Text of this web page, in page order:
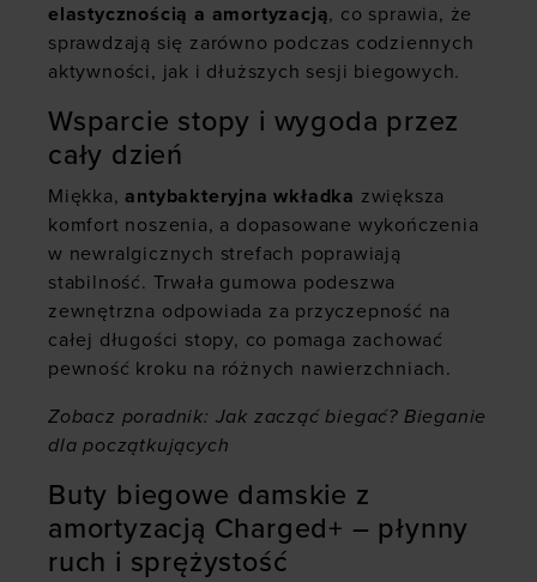
elastycznością a amortyzacją, co sprawia, że
sprawdzają się zarówno podczas codziennych
aktywności, jak i dłuższych sesji biegowych.
Wsparcie stopy i wygoda przez
cały dzień
Miękka,antybakteryjna wkładka zwiększa
komfort noszenia, a dopasowane wykończenia
w newralgicznych strefach poprawiają
stabilność. Trwała gumowa podeszwa
zewnętrzna odpowiada za przyczepność na
całej długości stopy, co pomaga zachować
pewność kroku na różnych nawierzchniach.
Zobacz poradnik: Jak zacząć biegać? Bieganie
dla początkujących
Buty biegowe damskie z
amortyzacją Charged+ – płynny
ruch i sprężystość